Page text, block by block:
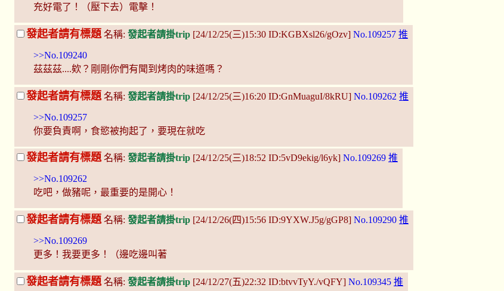
充好電了！（壓下去）電擊！
發起者請有標題 名稱: 發起者請掛trip [24/12/25(三)15:30 ID:KGBXsl26/gOzv] No.109257 推
>>No.109240
茲茲茲....欸？剛剛你們有聞到烤肉的味道嗎？
發起者請有標題 名稱: 發起者請掛trip [24/12/25(三)16:20 ID:GnMuaguI/8kRU] No.109262 推
>>No.109257
你要負責啊，食慾被拘起了，要現在就吃
發起者請有標題名稱: 發起者請掛trip [24/12/25(三)18:52 ID:5vD9ekig/l6yk] No.109269 推
>>No.109262
吃吧，做豬呢，最重要的是開心！
發起者請有標題 名稱: 發起者請掛trip [24/12/26(四)15:56 ID:9YXW.J5g/gGP8] No.109290 推
>>No.109269
更多！我要更多！（邊吃邊叫著
發起者請有標題 名稱: 發起者請掛trip [24/12/27(五)22:32 ID:btvvTyY./vQFY] No.109345 推